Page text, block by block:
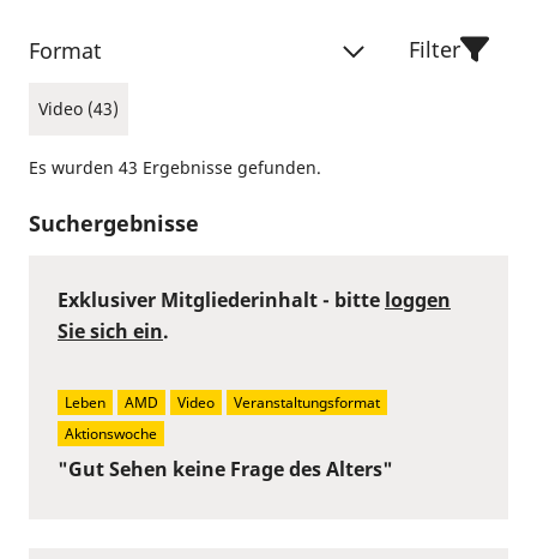
Format
Video (43)
Filter
Es wurden 43 Ergebnisse gefunden.
Suchergebnisse
"Gut Sehen keine Frage des Alters"
Exklusiver Mitgliederinhalt - bitte loggen
Sie sich ein.
Leben AMD Video
Veranstaltungsformat
Aktionswoche